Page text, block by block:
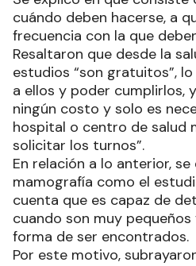
cuándo deben hacerse, a
frecuencia con la que
Resaltaron que desde la
estudios “son gratuitos”,
a ellos y poder cumplirlos,
ningún costo y solo es
hospital o centro de salud
solicitar los turnos”.
En relación a lo anterior,
mamografía como el
cuenta que es capaz de
cuando son muy
forma de ser encontrados.
Por este motivo,